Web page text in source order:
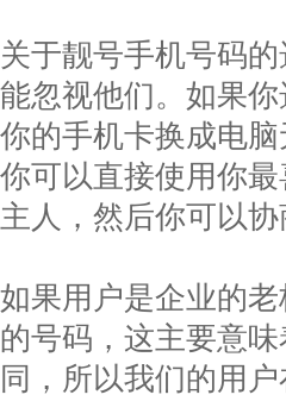
关于靓号手机号码
能忽视他们。如果
你的手机卡换成电
你可以直接使用你
主人，然后你可以协
如果用户是企业的
的号码，这主要意
同，所以我们的用